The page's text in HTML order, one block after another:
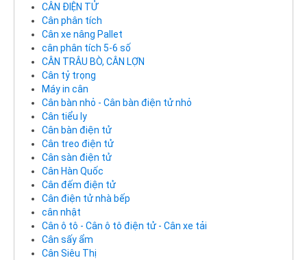
CÂN ĐIỆN TỬ
Cân phân tích
Cân xe nâng Pallet
cân phân tích 5-6 số
CÂN TRÂU BÒ, CÂN LỢN
Cân tỷ trọng
Máy in cân
Cân bàn nhỏ - Cân bàn điện tử nhỏ
Cân tiểu ly
Cân bàn điện tử
Cân treo điện tử
Cân sàn điện tử
Cân Hàn Quốc
Cân đếm điện tử
Cân điện tử nhà bếp
cân nhật
Cân ô tô - Cân ô tô điện tử - Cân xe tải
Cân sấy ẩm
Cân Siêu Thị